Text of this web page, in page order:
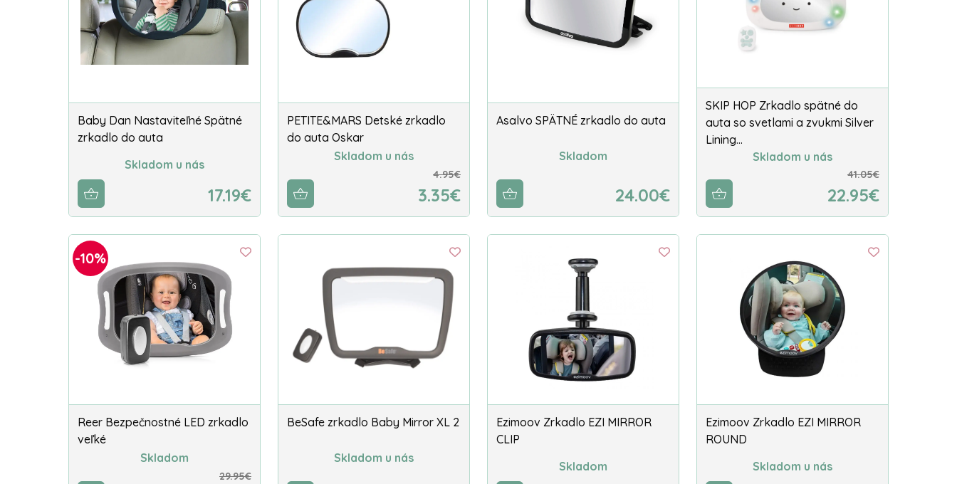
Baby Dan Nastaviteľné Spätné
zrkadlo do auta
Skladom u nás
17.19€
PETITE&MARS Detské zrkadlo
do auta Oskar
Skladom u nás
4.95€
3.35€
Asalvo SPÄTNÉ zrkadlo do auta
Skladom
24.00€
SKIP HOP Zrkadlo spätné do
auta so svetlami a zvukmi Silver
Lining…
Skladom u nás
41.05€
22.95€
-10%
Reer Bezpečnostné LED zrkadlo
veľké
Skladom
29.95€
BeSafe zrkadlo Baby Mirror XL 2
Skladom u nás
Ezimoov Zrkadlo EZI MIRROR
CLIP
Skladom
Ezimoov Zrkadlo EZI MIRROR
ROUND
Skladom u nás